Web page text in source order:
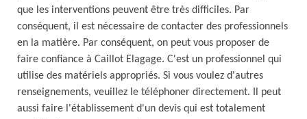
que les interventions peuvent être très difficiles. Par
conséquent, il est nécessaire de contacter des professionnels
en la matière. Par conséquent, on peut vous proposer de
faire confiance à Caillot Elagage. C'est un professionnel qui
utilise des matériels appropriés. Si vous voulez d'autres
renseignements, veuillez le téléphoner directement. Il peut
aussi faire l'établissement d'un devis qui est totalement